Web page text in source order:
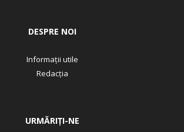
DESPRE NOI
Informații utile
Redacția
URMĂRIȚI-NE